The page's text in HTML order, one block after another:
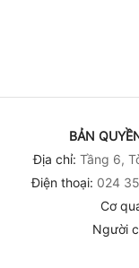
BẢN
Địa chỉ: Tầng 6,
Điện thoại: 024
Cơ
Người